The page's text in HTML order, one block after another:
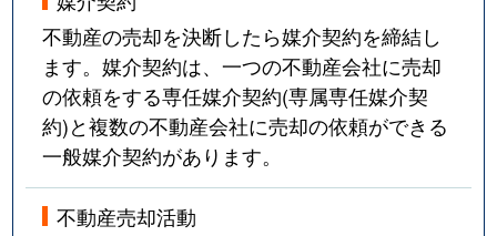
不動産の売却を決断したら媒介契約を締結し
ます。媒介契約は、一つの不動産会社に売却
の依頼をする専任媒介契約(専属専任媒介契
約)と複数の不動産会社に売却の依頼ができる
一般媒介契約があります。
不動産売却活動